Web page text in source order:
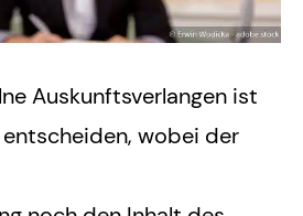
Auskunftsverlangen ist
wobei der